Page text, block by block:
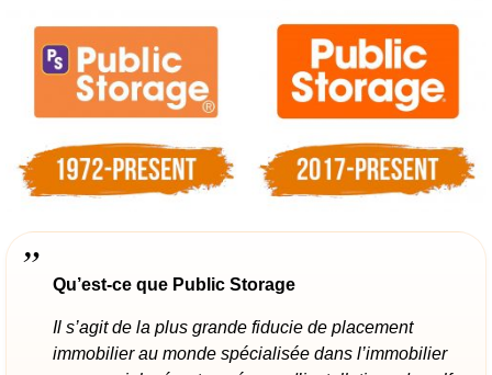
Qu’est-ce que Public Storage
Il s’agit de la plus grande fiducie de placement
immobilier au monde spécialisée dans l’immobilier